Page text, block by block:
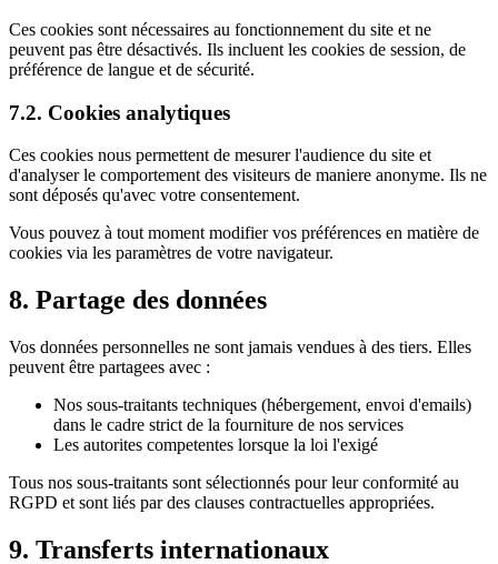
Ces cookies sont nécessaires au fonctionnement du site et ne
peuvent pas être désactivés. Ils incluent les cookies de session, de
préférence de langue et de sécurité.
7.2. Cookies analytiques
Ces cookies nous permettent de mesurer l'audience du site et
d'analyser le comportement des visiteurs de maniere anonyme. Ils ne
sont déposés qu'avec votre consentement.
Vous pouvez à tout moment modifier vos préférences en matière de
cookies via les paramètres de votre navigateur.
8. Partage des données
Vos données personnelles ne sont jamais vendues à des tiers. Elles
peuvent être partagees avec :
Nos sous-traitants techniques (hébergement, envoi d'emails)
dans le cadre strict de la fourniture de nos services
Les autorites competentes lorsque la loi l'exigé
Tous nos sous-traitants sont sélectionnés pour leur conformité au
RGPD et sont liés par des clauses contractuelles appropriées.
9. Transferts internationaux